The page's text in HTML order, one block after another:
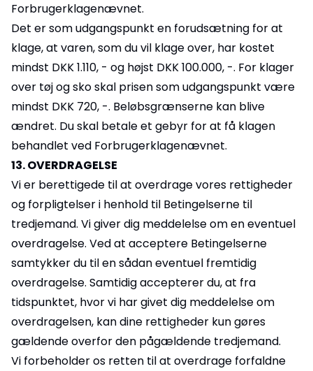
Forbrugerklagenævnet.
Det er som udgangspunkt en forudsætning for at
klage, at varen, som du vil klage over, har kostet
mindst DKK 1.110, - og højst DKK 100.000, -. For klager
over tøj og sko skal prisen som udgangspunkt være
mindst DKK 720, -. Beløbsgrænserne kan blive
ændret. Du skal betale et gebyr for at få klagen
behandlet ved Forbrugerklagenævnet.
13. OVERDRAGELSE
Vi er berettigede til at overdrage vores rettigheder
og forpligtelser i henhold til Betingelserne til
tredjemand. Vi giver dig meddelelse om en eventuel
overdragelse. Ved at acceptere Betingelserne
samtykker du til en sådan eventuel fremtidig
overdragelse. Samtidig accepterer du, at fra
tidspunktet, hvor vi har givet dig meddelelse om
overdragelsen, kan dine rettigheder kun gøres
gældende overfor den pågældende tredjemand.
Vi forbeholder os retten til at overdrage forfaldne